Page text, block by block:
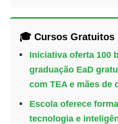
🎓 Cursos Gratuitos
Iniciativa oferta 100
graduação EaD
com TEA e mães de
Escola oferece
tecnologia e